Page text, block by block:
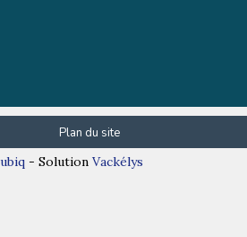
Plan du site
- Solution Vackélys